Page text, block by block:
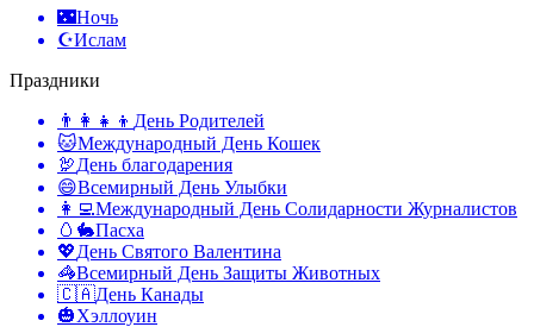
🌃Ночь
☪️Ислам
Праздники
👨‍👩‍👧‍👦 День Родителей
🐱Международный День Кошек
🦃День благодарения
😄Всемирный День Улыбки
👩‍💻Международный День Солидарности Журналистов
🥚🐇Пасха
💖День Святого Валентина
🦓Всемирный День Защиты Животных
🇨🇦День Канады
🎃Хэллоуин